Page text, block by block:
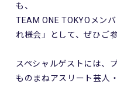
も、
TEAM ONE TOKYOメン
れ様会」として、ぜひご
スペシャルゲストには、
ものまねアスリート芸人